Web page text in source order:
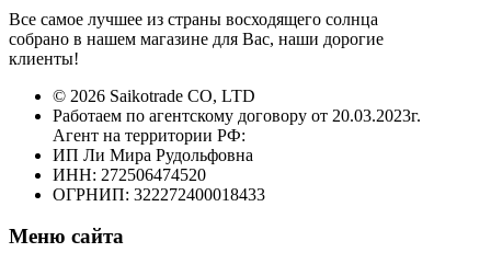
Все самое лучшее из страны восходящего солнца
собрано в нашем магазине для Вас, наши дорогие
клиенты!
© 2026 Saikotrade CO, LTD
Работаем по агентскому договору от 20.03.2023г.
Агент на территории РФ:
ИП Ли Мира Рудольфовна
ИНН: 272506474520
ОГРНИП: 322272400018433
Меню сайта